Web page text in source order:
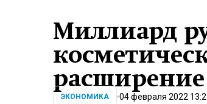
Миллиард
расширение
ЭКОНОМИКА 04 февраля 2022